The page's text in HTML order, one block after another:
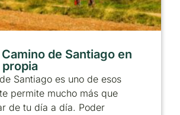
de Santiago en
Santiago es uno de esos
permite mucho más que
de tu día a día. Poder